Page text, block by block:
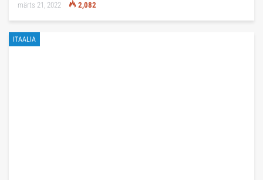
märts 21, 2022 2,082
ITAALIA